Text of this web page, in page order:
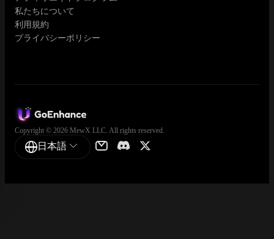
私たちについて
利用規約
プライバシーポリシー
Copyright © 2026 MewX LLC. All rights reserved.
日本語